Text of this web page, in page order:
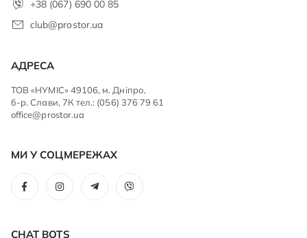
+38 (067) 690 00 85
club@prostor.ua
АДРЕСА
ТОВ «НУМІС» 49106, м. Дніпро,
б-р. Слави, 7К тел.: (056) 376 79 61
office@prostor.ua
МИ У СОЦМЕРЕЖАХ
CHAT BOTS